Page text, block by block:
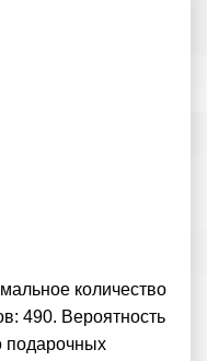
количество
490. Вероятность
подарочных